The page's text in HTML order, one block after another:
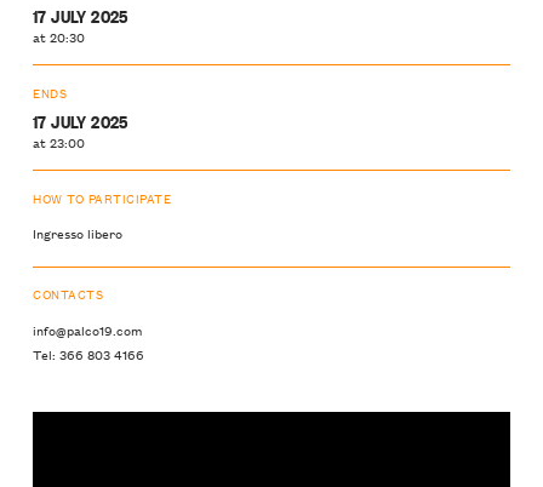
17 JULY 2025
at 20:30
ENDS
17 JULY 2025
at 23:00
HOW TO PARTICIPATE
Ingresso libero
CONTACTS
info@palco19.com
Tel: 366 803 4166